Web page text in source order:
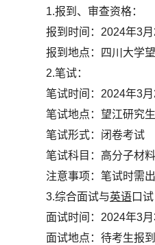
1.报到、审查资格：
报到时间：2024年3
报到地点：四川大学
2.笔试：
笔试时间：2024年3
笔试地点：望江研究
笔试形式：闭卷考试
笔试科目：高分子材
注意事项：笔试时需
3.综合面试与英语口
面试时间：2024年3月
面试地点：待考生报